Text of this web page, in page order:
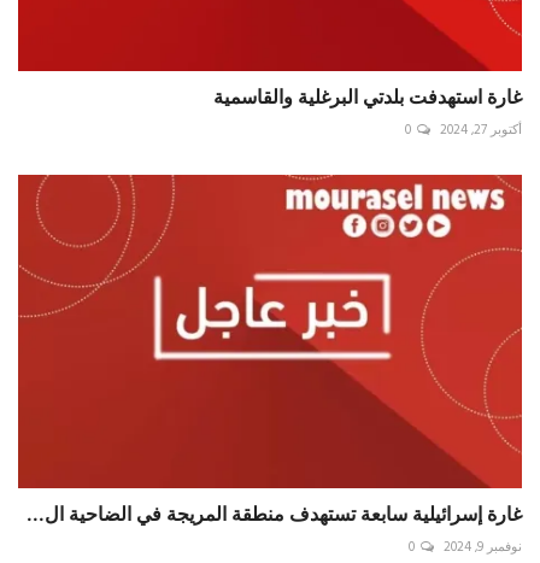
غارة استهدفت بلدتي البرغلية والقاسمية
أكتوبر 27, 2024 0
غارة إسرائيلية سابعة تستهدف منطقة المريجة في الضاحية ال...
نوفمبر 9, 2024 0